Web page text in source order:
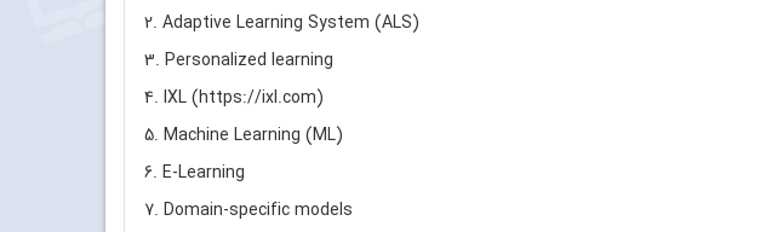
2. Adaptive Learning System (ALS)
3. Personalized learning
4. IXL (https://ixl.com)
5. Machine Learning (ML)
6. E-Learning
7. Domain-specific models